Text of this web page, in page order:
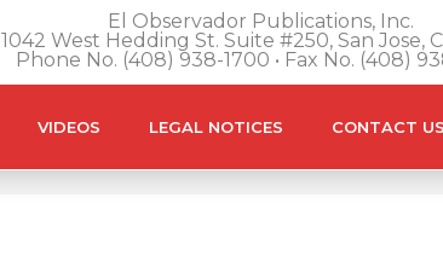
El Observador Publications, Inc.
1042 West Hedding St. Suite #250, San Jose,
Phone No. (408) 938-1700 • Fax No. (408)
VIDEOS LEGAL NOTICES CONTACT US